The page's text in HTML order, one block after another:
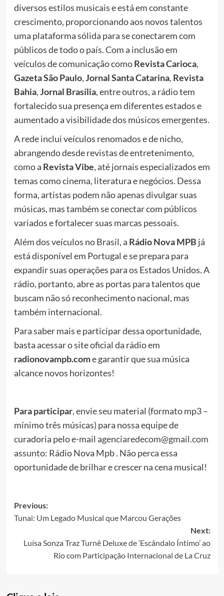
diversos estilos musicais e está em constante
crescimento, proporcionando aos novos talentos
uma plataforma sólida para se conectarem com
públicos de todo o país. Com a inclusão em
veículos de comunicação comoRevista Carioca,
Gazeta São Paulo,Jornal Santa Catarina, Revista
Bahia,Jornal Brasília, entre outros, a rádio tem
fortalecido sua presença em diferentes estados e
aumentado a visibilidade dos músicos emergentes.
A rede inclui veículos renomados e de nicho,
abrangendo desde revistas de entretenimento,
como a Revista Vibe, até jornais especializados em
temas como cinema, literatura e negócios. Dessa
forma, artistas podem não apenas divulgar suas
músicas, mas também se conectar com públicos
variados e fortalecer suas marcas pessoais.
Além dos veículos no Brasil, a Rádio Nova MPB já
está disponível em Portugal e se prepara para
expandir suas operações para os Estados Unidos. A
rádio, portanto, abre as portas para talentos que
buscam não só reconhecimento nacional, mas
também internacional.
Para saber mais e participar dessa oportunidade,
basta acessar o site oficial da rádio em
radionovampb.come garantir que sua música
alcance novos horizontes!
Para participar, envie seu material (formato mp3 –
mínimo três músicas) para nossa equipe de
curadoria pelo e-mail agenciaredecom@gmail.com
assunto: Rádio Nova Mpb . Não perca essa
oportunidade de brilhar e crescer na cena musical!
Post
navigation
Previous:
Tunai: Um Legado Musical que Marcou Gerações
Next:
Luísa Sonza Traz Turnê Deluxe de ‘Escândalo Íntimo’ ao
Rio com Participação Internacional de La Cruz